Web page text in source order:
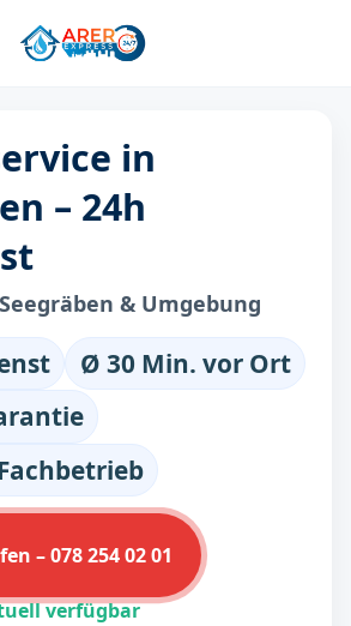
in
– 24h
& Umgebung
Ø 30 Min. vor Ort
– 078 254 02 01
verfügbar